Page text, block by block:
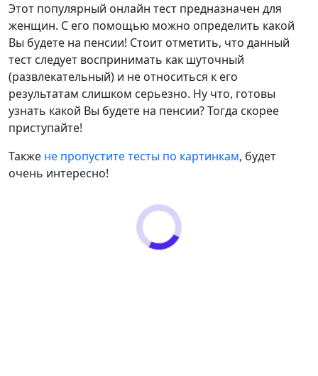
Этот популярный онлайн тест предназначен для
женщин. С его помощью можно определить какой
Вы будете на пенсии! Стоит отметить, что данный
тест следует воспринимать как шуточный
(развлекательный) и не относиться к его
результатам слишком серьезно. Ну что, готовы
узнать какой Вы будете на пенсии? Тогда скорее
приступайте!
Также не пропустите тесты по картинкам, будет
очень интересно!